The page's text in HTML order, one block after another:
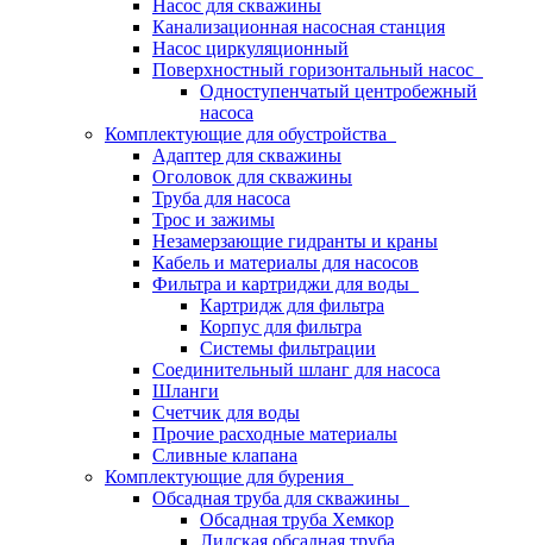
Насос для скважины
Канализационная насосная станция
Насос циркуляционный
Поверхностный горизонтальный насос
Одноступенчатый центробежный
насоса
Комплектующие для обустройства
Адаптер для скважины
Оголовок для скважины
Труба для насоса
Трос и зажимы
Незамерзающие гидранты и краны
Кабель и материалы для насосов
Фильтра и картриджи для воды
Картридж для фильтра
Корпус для фильтра
Системы фильтрации
Соединительный шланг для насоса
Шланги
Счетчик для воды
Прочие расходные материалы
Сливные клапана
Комплектующие для бурения
Обсадная труба для скважины
Обсадная труба Хемкор
Лидская обсадная труба